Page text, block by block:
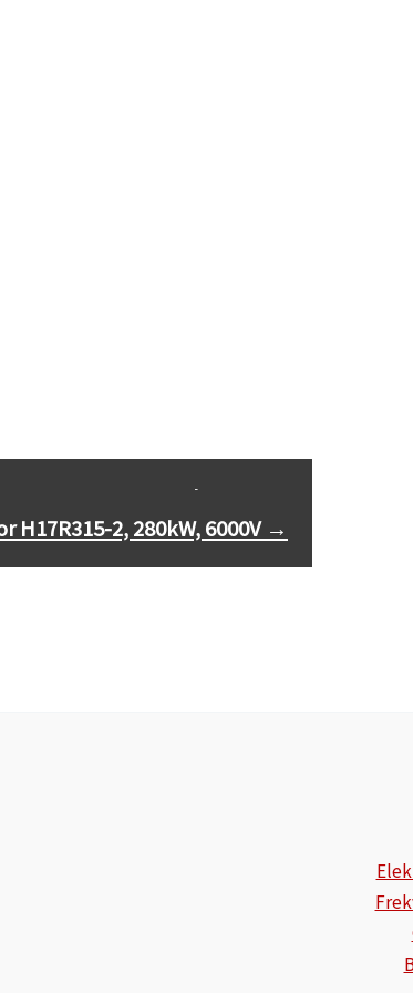
H17R315-2, 220kW, 6000V
2, 280kW, 6000V →